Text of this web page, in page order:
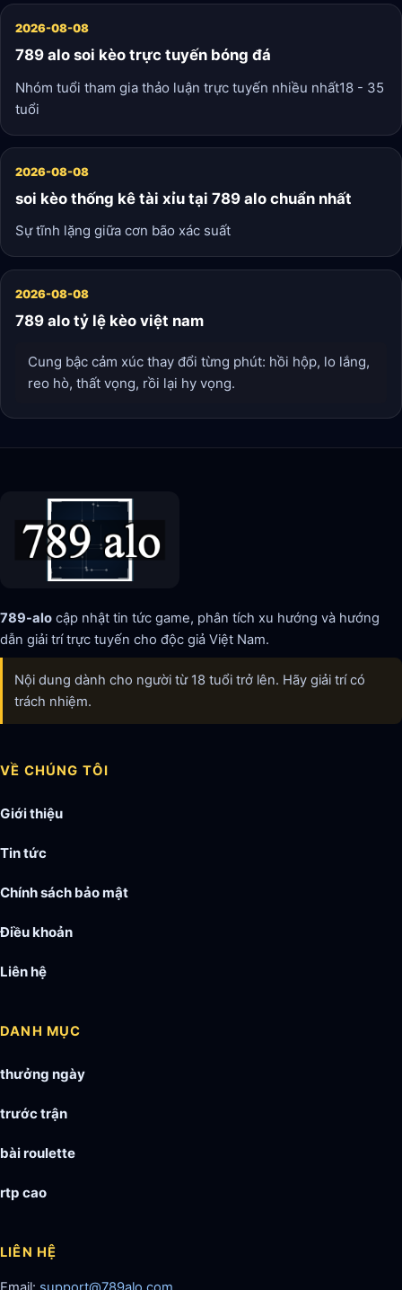
2026-08-08
789 alo soi kèo trực tuyến bóng đá
Nhóm tuổi tham gia thảo luận trực tuyến nhiều nhất18 - 35
tuổi
2026-08-08
soi kèo thống kê tài xỉu tại 789 alo chuẩn nhất
Sự tĩnh lặng giữa cơn bão xác suất
2026-08-08
789 alo tỷ lệ kèo việt nam
Cung bậc cảm xúc thay đổi từng phút: hồi hộp, lo lắng,
reo hò, thất vọng, rồi lại hy vọng.
789-alo cập nhật tin tức game, phân tích xu hướng và hướng
dẫn giải trí trực tuyến cho độc giả Việt Nam.
Nội dung dành cho người từ 18 tuổi trở lên. Hãy giải trí có
trách nhiệm.
VỀ CHÚNG TÔI
Giới thiệu
Tin tức
Chính sách bảo mật
Điều khoản
Liên hệ
DANH MỤC
thưởng ngày
trước trận
bài roulette
rtp cao
LIÊN HỆ